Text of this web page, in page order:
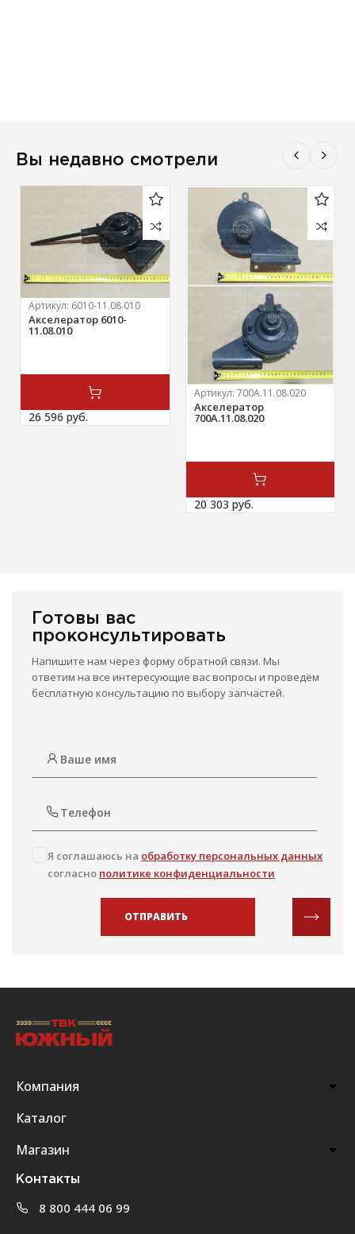
Вы недавно смотрели
Артикул: 6010-11.08.010
Акселератор 6010-
11.08.010
26 596 руб.
Артикул: 700А.11.08.020
Акселератор
700А.11.08.020
20 303 руб.
Готовы вас
проконсультировать
Напишите нам через форму обратной связи. Мы
ответим на все интересующие вас вопросы и проведём
бесплатную консультацию по выбору запчастей.
Я соглашаюсь на обработку персональных данных
согласно политике конфиденциальности
ОТПРАВИТЬ
Компания
Каталог
Магазин
Контакты
8 800 444 06 99